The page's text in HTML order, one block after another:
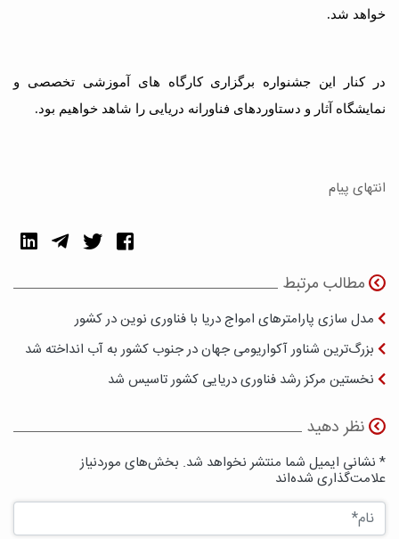
خواهد شد.
در کنار این جشنواره برگزاری کارگاه های آموزشی تخصصی و
نمایشگاه آثار و دستاوردهای فناورانه دریایی را شاهد خواهیم بود.
انتهای پیام
مطالب مرتبط
مدل سازی پارامترهای امواج دریا با فناوری نوین در کشور
بزرگ‌ترین شناور آکواریومی جهان در جنوب کشور به آب انداخته شد
نخستین مرکز رشد فناوری دریایی کشور تاسیس شد
نظر دهید
* نشانی ایمیل شما منتشر نخواهد شد. بخش‌های موردنیاز
علامت‌گذاری شده‌اند